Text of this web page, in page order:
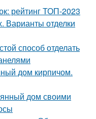
рейтинг ТОП-2023
Варианты отделки
способ отделать
дом кирпичом.
дом своими